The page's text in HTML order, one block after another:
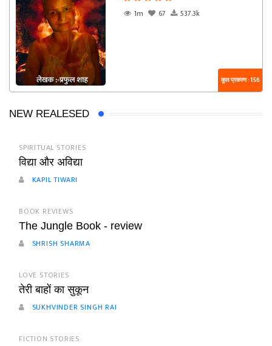
1m
67 537.3k
कुल प्रकरण : 156
NEW REALESED
SPIRITUAL STORIES
विद्या और अविद्या
KAPIL TIWARI
BOOK REVIEWS
The Jungle Book - review
SHRISH SHARMA
LOVE STORIES
तेरी बाहों का सुकून
SUKHVINDER SINGH RAI
FICTION STORIES